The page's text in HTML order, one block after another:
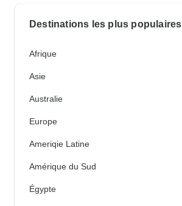
Destinations les plus populaires
Afrique
Asie
Australie
Europe
Ameriqie Latine
Amérique du Sud
Égypte